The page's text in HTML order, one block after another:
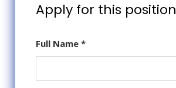
Apply for this position
Full Name *